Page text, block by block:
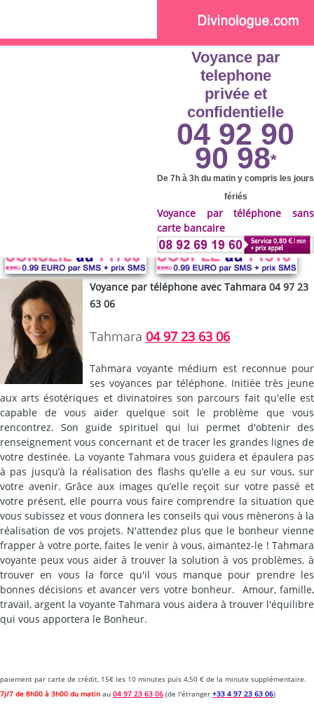
Voyance par
telephone
privée et
confidentielle
04 92 90
90 98*
De 7h à 3h du matin y compris les jours
fériés
Voyance par téléphone sans
carte bancaire
Voyance par téléphone avec Tahmara 04 97 23
63 06
Tahmara 04 97 23 63 06
Tahmara voyante médium est reconnue pour
ses voyances par téléphone. Initiée très jeune
aux arts ésotériques et divinatoires son parcours fait qu'elle est
capable de vous aider quelque soit le problème que vous
rencontrez. Son guide spirituel qui lui permet d'obtenir des
renseignement vous concernant et de tracer les grandes lignes de
votre destinée. La voyante Tahmara vous guidera et épaulera pas
à pas jusqu’à la réalisation des flashs qu’elle a eu sur vous, sur
votre avenir. Grâce aux images qu’elle reçoit sur votre passé et
votre présent, elle pourra vous faire comprendre la situation que
vous subissez et vous donnera les conseils qui vous mènerons à la
réalisation de vos projets. N'attendez plus que le bonheur vienne
frapper à votre porte, faites le venir à vous, aimantez-le ! Tahmara
voyante peux vous aider à trouver la solution à vos problèmes, à
trouver en vous la force qu'il vous manque pour prendre les
bonnes décisions et avancer vers votre bonheur. Amour, famille,
travail, argent la voyante Tahmara vous aidera à trouver l'équilibre
qui vous apportera le Bonheur.
paiement par carte de crédit, 15€ les 10 minutes puis 4,50 € de la minute supplémentaire.
7j/7 de 8h00 à 3h00 du matin au 04 97 23 63 06 (de l'étranger +33 4 97 23 63 06)